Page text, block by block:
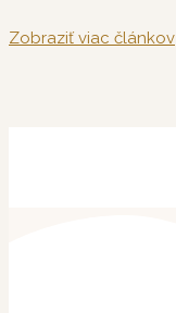
Zobraziť viac článkov